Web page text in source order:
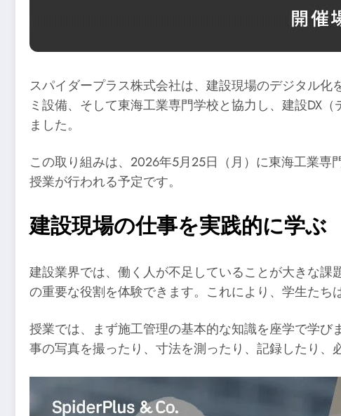
スパイダープラス株式会社は、建設現場のデジタル化
ミ設備、そして東海工業専門学校と協力し、建設DX
ました。
この取り組みは、2026年5月25日（月）に東海工業
授業が行われる予定です。
建設現場の仕事を実践的に学ぶ
建設業界では、働く人が不足していることが大きな
の重要な役割を体験できます。これにより、学生たち
授業では、まず施工管理の基本的な知識を座学で学
事の写真を撮ったり、寸法を測ったり、記録したり、